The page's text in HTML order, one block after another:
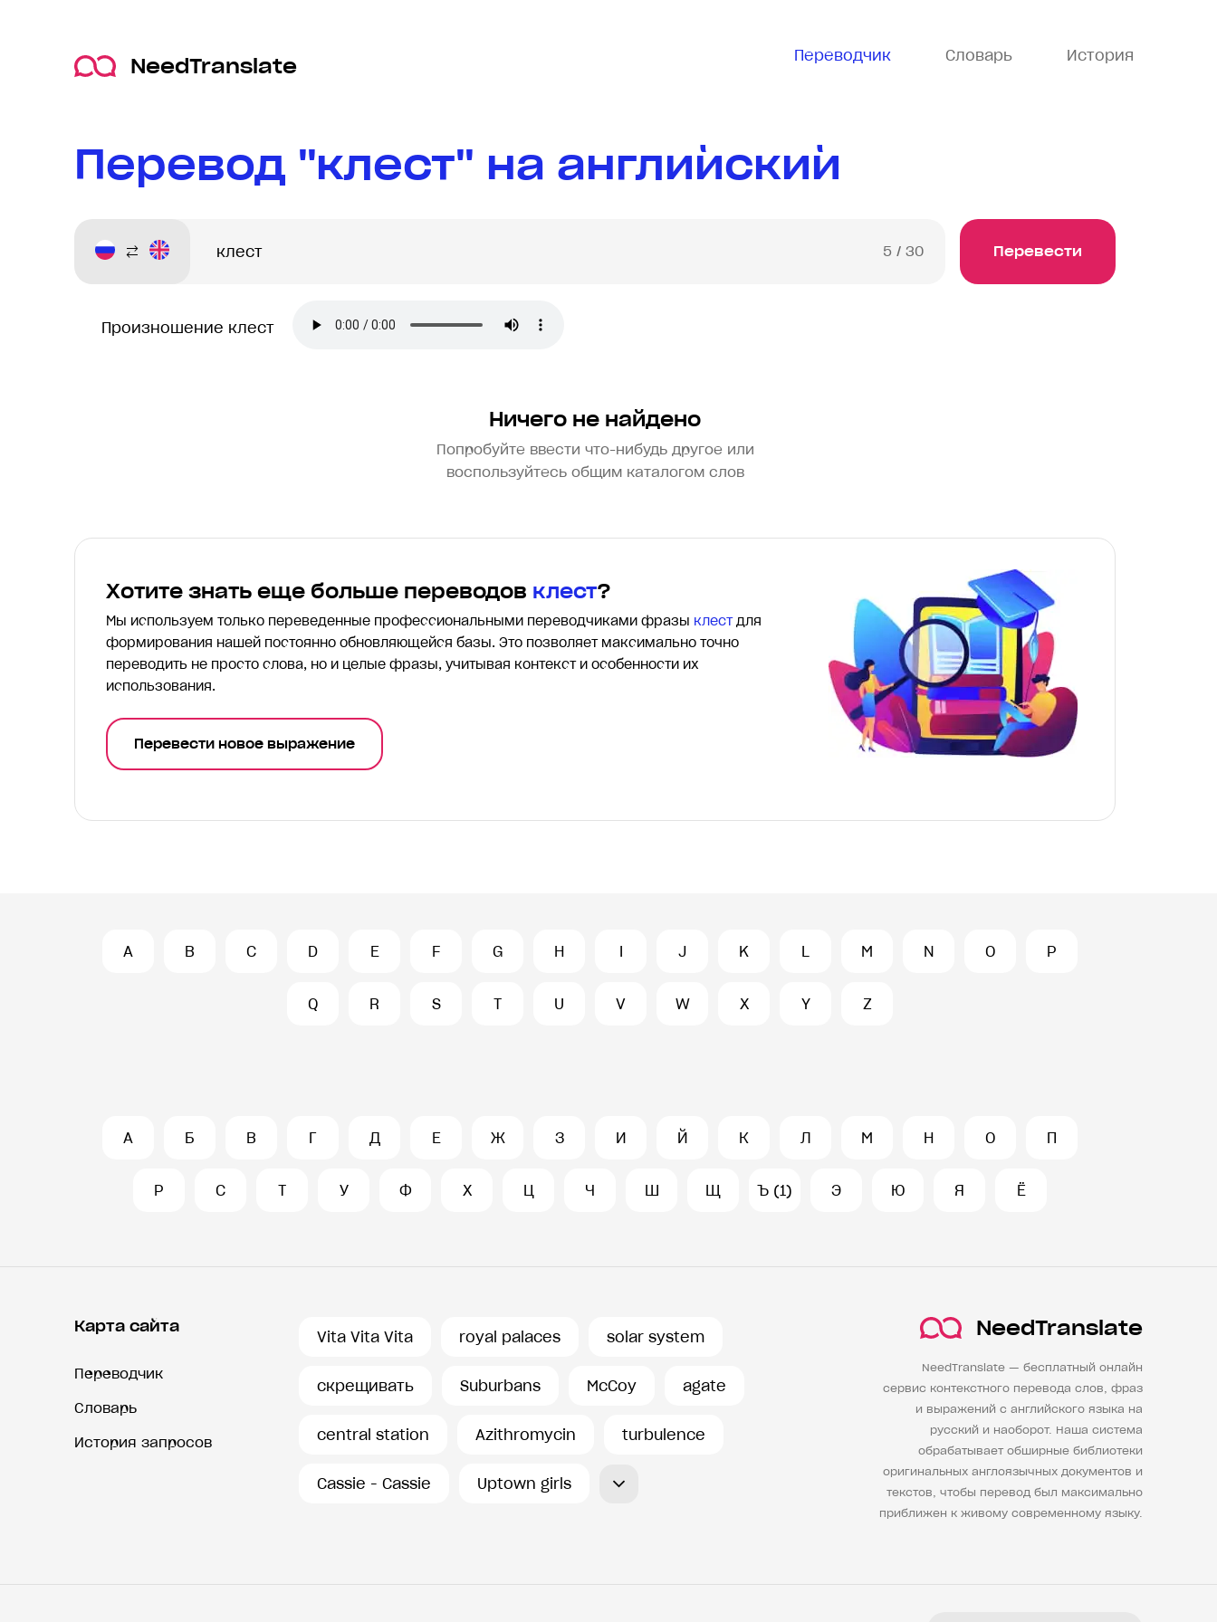
NeedTranslate Переводчик Словарь История
Перевод "клест" на английский
5 / 30 Перевести
Произношение клест
Ничего не найдено
Попробуйте ввести что-нибудь другое или
воспользуйтесь общим каталогом слов
Хотите знать еще больше переводов клест?
Мы используем только переведенные профессиональными переводчиками фразы клестдля
формирования нашей постоянно обновляющейся базы. Это позволяет максимально точно
переводить не просто слова, но и целые фразы, учитывая контекст и особенности их
использования.
Перевести новое выражение
A B C D E F G H I J K L M N O P
Q R S T U V W X Y Z
А Б В Г Д Е Ж З И Й К Л М Н О П
Р С Т У Ф Х Ц Ч Ш Щ Ъ (1) Э Ю Я Ё
Карта сайта
Переводчик
Словарь
История запросов
Vita Vita Vita royal palaces solar system
скрещивать Suburbans McCoy agate
central station Azithromycin turbulence
Cassie - Cassie Uptown girls
NeedTranslate
NeedTranslate — бесплатный онлайн
сервис контекстного перевода слов, фраз
и выражений с английского языка на
русский и наоборот. Наша система
обрабатывает обширные библиотеки
оригинальных англоязычных документов и
текстов, чтобы перевод был максимально
приближен к живому современному языку.